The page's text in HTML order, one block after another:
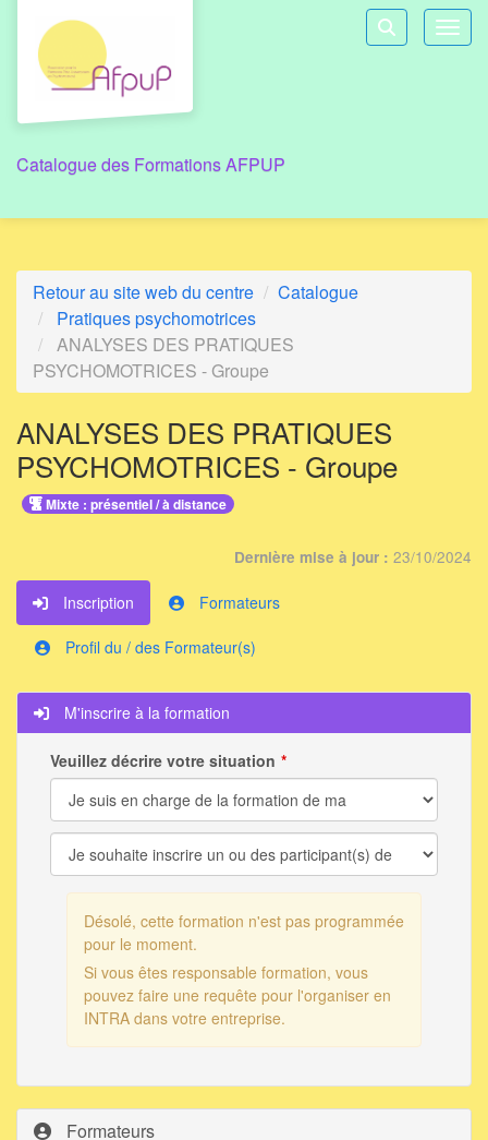
Aller au menu principal
Aller au contenu principal
Personnaliser l'interface
Rechercher
Catalogue des Formations AFPUP
Retour au site web du centre
Catalogue
Pratiques psychomotrices
ANALYSES DES PRATIQUES
PSYCHOMOTRICES - Groupe
ANALYSES DES PRATIQUES
PSYCHOMOTRICES - Groupe
Mixte : présentiel / à distance
Dernière mise à jour : 23/10/2024
Inscription Formateurs
Profil du / des Formateur(s)
M'inscrire à la formation
Veuillez décrire votre situation
Désolé, cette formation n'est pas programmée
pour le moment.
Si vous êtes responsable formation, vous
pouvez faire une requête pour l'organiser en
INTRA dans votre entreprise.
Formateurs